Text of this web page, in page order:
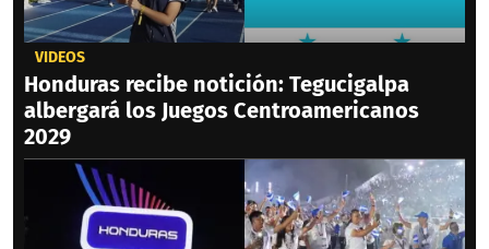
VIDEOS
Honduras recibe notición: Tegucigalpa
albergará los Juegos Centroamericanos
2029